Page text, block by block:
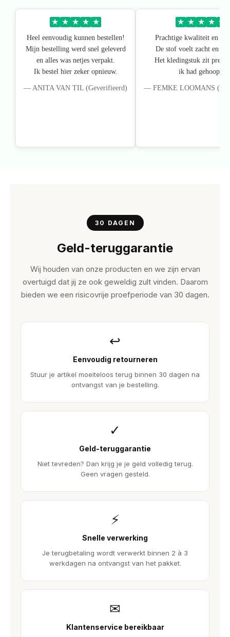
★ ★ ★ ★ ★
Heel eenvoudig kunnen bestellen!
Mijn bestelling werd snel geleverd
en alles was netjes verpakt.
Ik bestel hier zeker opnieuw.
— ANITA VAN TIL (Geverifieerd)
★ ★ ★ ★ ★
Prachtige kwaliteit en
De stof voelt zacht en
Het kledingstuk zit
ik had gehoopt.
— FEMKE LOOMANS
30 DAGEN
Geld-teruggarantie
Wij houden van onze producten en we zijn ervan
overtuigd dat jij ze ook geweldig zult vinden. Daarom
bieden we een risicovrije proefperiode van 30 dagen.
↩
Eenvoudig retourneren
Stuur je artikel moeiteloos terug binnen 30 dagen na
ontvangst van je bestelling.
✓
Geld-teruggarantie
Niet tevreden? Dan krijg je je geld volledig terug.
Geen vragen gesteld.
⚡
Snelle verwerking
Je terugbetaling wordt verwerkt binnen 2 à 3
werkdagen na ontvangst van het pakket.
✉
Klantenservice bereikbaar